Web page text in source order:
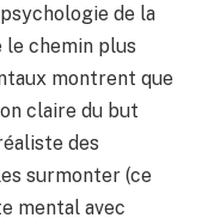
de la
le chemin plus
montrent que
claire du but
des
surmonter (ce
mental avec